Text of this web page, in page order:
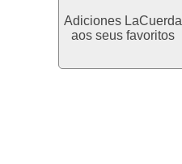
Adiciones LaCuerda
aos seus favoritos